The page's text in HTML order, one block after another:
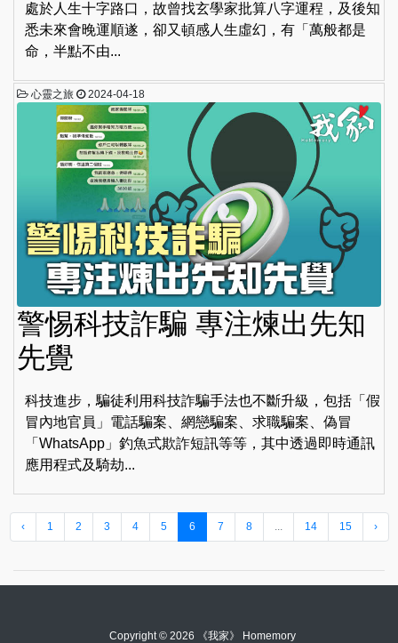
處於人生十字路口，故曾找玄學家批算八字運程，及後知
悉未來會晚運順遂，卻又頓感人生虛幻，有「萬般都是
命，半點不由...
心靈之旅 2024-04-18
警惕科技詐騙 專注煉出先知
先覺
科技進步，騙徒利用科技詐騙手法也不斷升級，包括「假
冒內地官員」電話騙案、網戀騙案、求職騙案、偽冒
「WhatsApp」釣魚式欺詐短訊等等，其中透過即時通訊
應用程式及騎劫...
‹ 1 2 3 4 5 6 7 8 14 15 ›
Copyright © 2026 《我家》 Homemory